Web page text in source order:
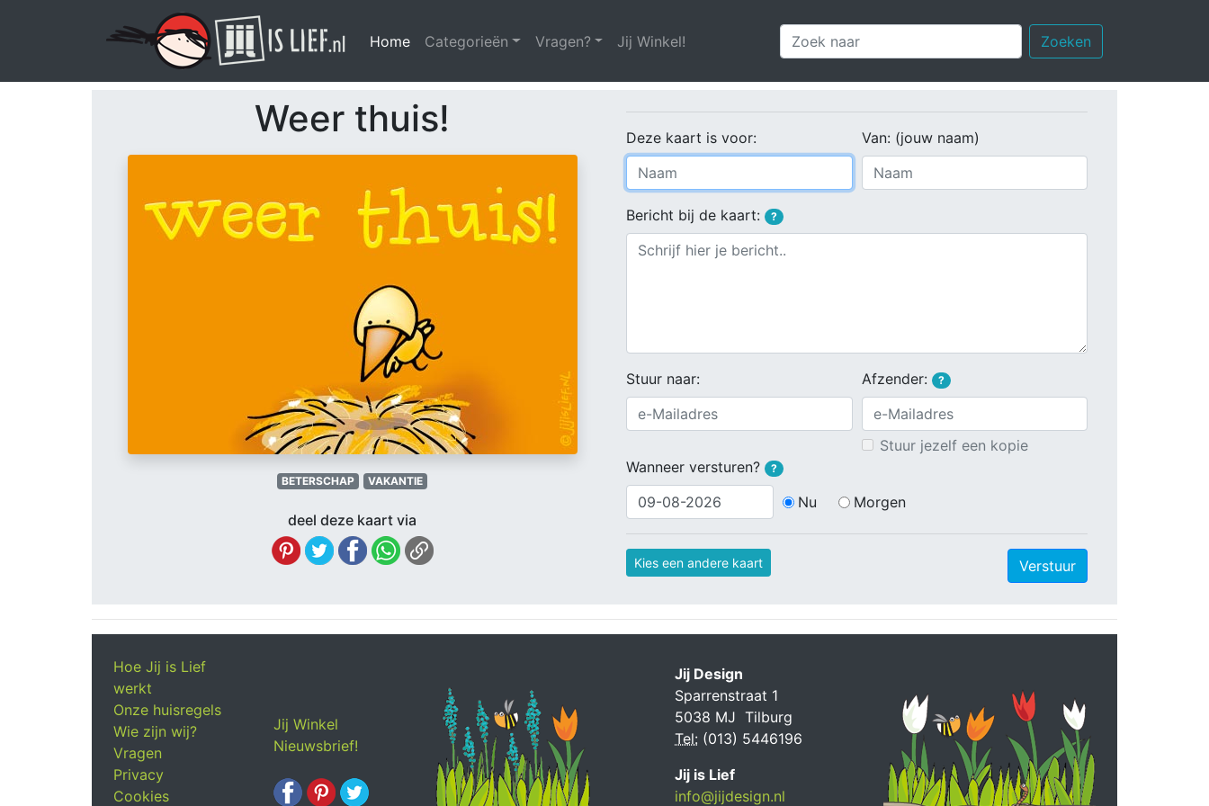
Home (huidige)
Categorieën Vragen? Jij Winkel! Zoeken
Weer thuis!
BETERSCHAP VAKANTIE
deel deze kaart via
Deze kaart is voor: Van: (jouw naam)
Bericht bij de kaart: ?
Stuur naar: Afzender: ?
Stuur jezelf een kopie
Wanneer versturen?
?
Nu Morgen
Kies een andere kaart Verstuur
Hoe Jij is Lief
werkt
Onze huisregels
Wie zijn wij?
Vragen
Privacy
Cookies
Jij Winkel
Nieuwsbrief!
Jij Design
Sparrenstraat 1
5038 MJ Tilburg
Tel: (013) 5446196
Jij is Lief
info@jijdesign.nl